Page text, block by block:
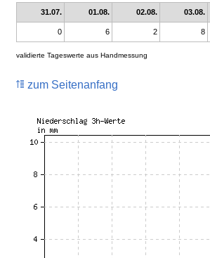
31.07. 01.08. 02.08. 03.08.
0 6 2 8
validierte Tageswerte aus Handmessung
zum Seitenanfang